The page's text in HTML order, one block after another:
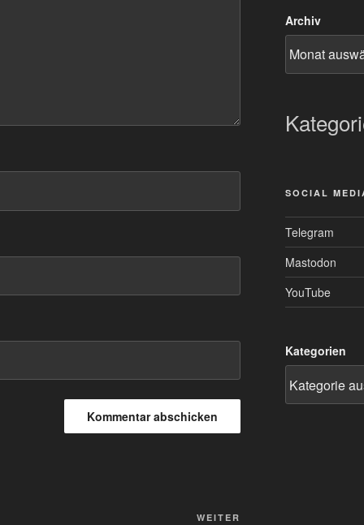
WEITER
Archiv
SOCIAL
Telegram
Mastodon
YouTube
Kategorien